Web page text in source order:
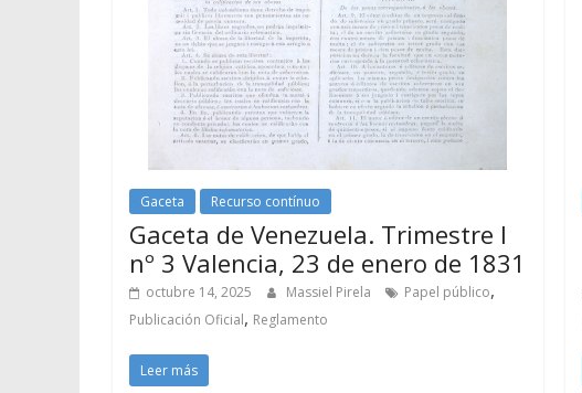
Gaceta Recurso contínuo
Gaceta de Venezuela. Trimestre I
nº 3 Valencia, 23 de enero de 1831
octubre 14, 2025 Massiel Pirela Papel público,
Publicación Oficial, Reglamento
Leer más